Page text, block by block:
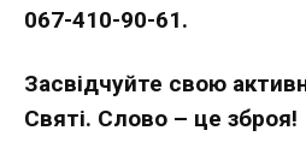
067-410-90-61.
Засвідчуйте свою
Святі. Слово – це зброя!